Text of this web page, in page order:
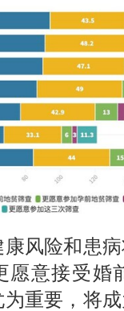
险和患病
愿意接受婚
重要，将